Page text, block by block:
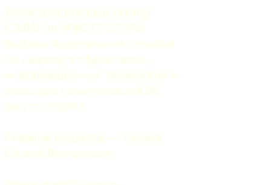
Регистрационный номер
СМИ: Эл №ФС77-37070.
Выдано Федеральной службой
по надзору в сфере связи,
информационных технологий и
массовых коммуникаций 06
августа 2009 г.
Главный редактор — Грачев
Сергей Викторович.